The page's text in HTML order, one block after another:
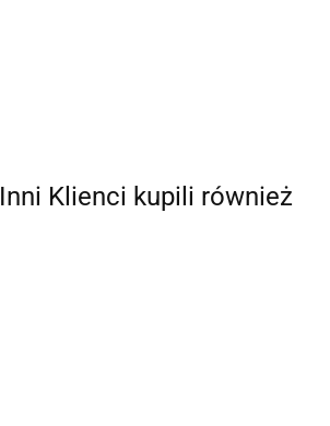
Inni Klienci kupili również